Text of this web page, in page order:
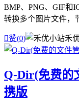
BMP、PNG、GIF和
转换多个图片文件，
赞(0) 禾
Q-Dir(免费的
携版